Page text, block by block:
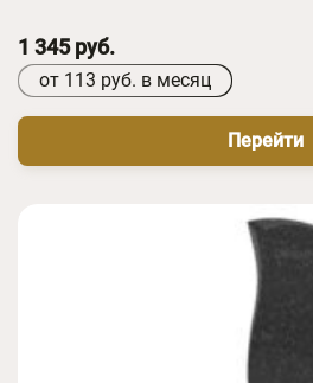
1 345 руб.
от 113 руб. в месяц
Перейти